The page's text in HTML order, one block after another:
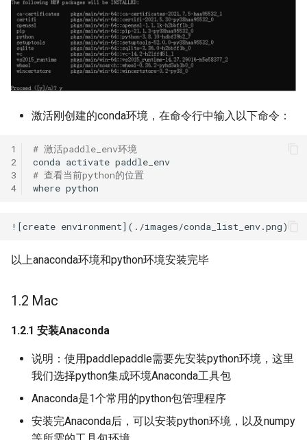
激活刚创建的conda环境，在命令行中输入以下命令：
1
2
3
4
# 激活paddle_env环境
conda activate
# 查看当前python的位置
where
以上anaconda环境和python环境安装完毕
1.2 Mac
1.2.1 安装Anaconda
说明：使用paddlepaddle需要先安装python环境，这里
我们选择python集成环境Anaconda工具包
Anaconda是1个常用的python包管理程序
安装完Anaconda后，可以安装python环境，以及numpy